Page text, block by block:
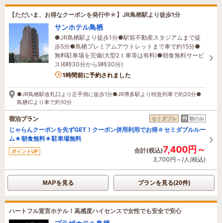
【ただいま、お得なクーポンを発行中☆】JR鳥栖駅より徒歩1分
サンホテル鳥栖
●JR鳥栖駅より徒歩1分●駅前不動産スタジアムまで徒
歩5分●鳥栖プレミアムアウトレットまで車で約15分●
無料駐車場を完備(大型2ｔ車等は有料)●朝食無料サービ
ス(6時30分から9時30分)
1時間前に予約されました
●JR鳥栖駅改札口より左手側に徒歩1分●JR博多駅より特急列車で約20分●
鳥栖ICより車で約10分
宿泊プラン セミダブル 朝のみ
じゃらんクーポンを先ずGET！クーポン併用利用でお得☆セミダブルルー
ム★朝食無料★駐車場無料
ポイントUP 合計(税込)7,400円～
3,700円～/人(税込)
MAPを見る プランを見る(20件)
ハートフル宣言ホテル！高感度ハイセンスで女性でも安全で安心